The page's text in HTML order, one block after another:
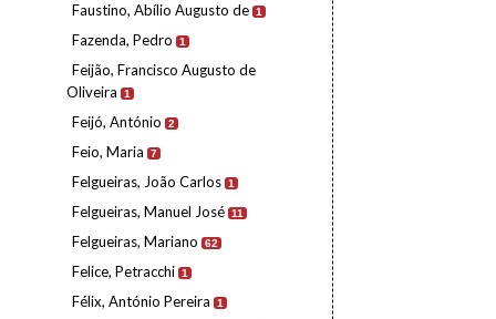
Faustino, Abílio Augusto de 1
Fazenda, Pedro 1
Feijão, Francisco Augusto de
Oliveira
1
Feijó, António 2
Feio, Maria 7
Felgueiras, João Carlos 1
Felgueiras, Manuel José 11
Felgueiras, Mariano 62
Felice, Petracchi 1
Félix, António Pereira 1